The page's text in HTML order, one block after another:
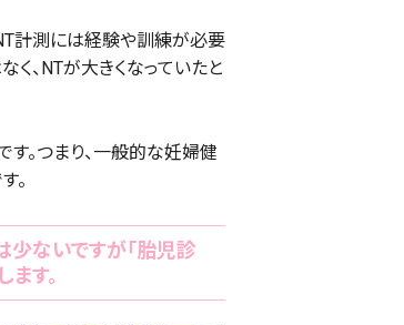
計測には経験や訓練が必要
く、NTが大きくなっていたと
。つまり、一般的な妊婦健
。
少ないですが「胎児診
す。